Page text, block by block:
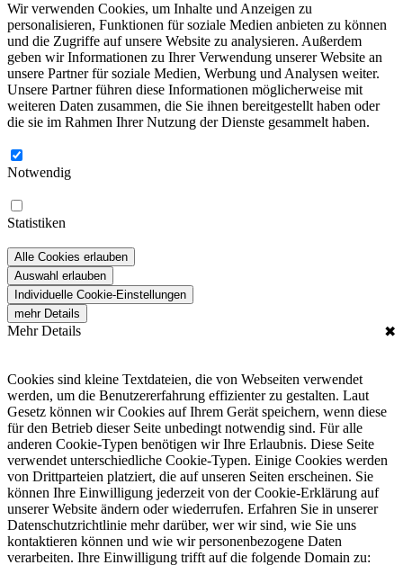
Wir verwenden Cookies, um Inhalte und Anzeigen zu
personalisieren, Funktionen für soziale Medien anbieten zu können
und die Zugriffe auf unsere Website zu analysieren. Außerdem
geben wir Informationen zu Ihrer Verwendung unserer Website an
unsere Partner für soziale Medien, Werbung und Analysen weiter.
Unsere Partner führen diese Informationen möglicherweise mit
weiteren Daten zusammen, die Sie ihnen bereitgestellt haben oder
die sie im Rahmen Ihrer Nutzung der Dienste gesammelt haben.
Notwendig
Statistiken
Alle Cookies erlauben
Auswahl erlauben
Individuelle Cookie-Einstellungen
mehr Details
Mehr Details ✖
Cookies sind kleine Textdateien, die von Webseiten verwendet
werden, um die Benutzererfahrung effizienter zu gestalten. Laut
Gesetz können wir Cookies auf Ihrem Gerät speichern, wenn diese
für den Betrieb dieser Seite unbedingt notwendig sind. Für alle
anderen Cookie-Typen benötigen wir Ihre Erlaubnis. Diese Seite
verwendet unterschiedliche Cookie-Typen. Einige Cookies werden
von Drittparteien platziert, die auf unseren Seiten erscheinen. Sie
können Ihre Einwilligung jederzeit von der Cookie-Erklärung auf
unserer Website ändern oder wiederrufen. Erfahren Sie in unserer
Datenschutzrichtlinie mehr darüber, wer wir sind, wie Sie uns
kontaktieren können und wie wir personenbezogene Daten
verarbeiten. Ihre Einwilligung trifft auf die folgende Domain zu: